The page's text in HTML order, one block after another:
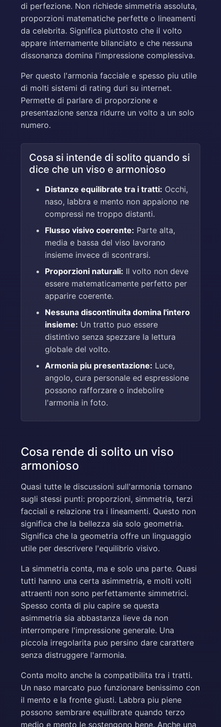
di perfezione. Non richiede simmetria assoluta,
proporzioni matematiche perfette o lineamenti
da celebrita. Significa piuttosto che il volto
appare internamente bilanciato e che nessuna
dissonanza domina l'impressione complessiva.
Per questo l'armonia facciale e spesso piu utile
di molti sistemi di rating duri su internet.
Permette di parlare di proporzione e
presentazione senza ridurre un volto a un solo
numero.
Cosa si intende di solito quando si
dice che un viso e armonioso
Distanze equilibrate tra i tratti: Occhi,
naso, labbra e mento non appaiono ne
compressi ne troppo distanti.
Flusso visivo coerente: Parte alta,
media e bassa del viso lavorano
insieme invece di scontrarsi.
Proporzioni naturali: Il volto non deve
essere matematicamente perfetto per
apparire coerente.
Nessuna discontinuita domina l'intero
insieme: Un tratto puo essere
distintivo senza spezzare la lettura
globale del volto.
Armonia piu presentazione: Luce,
angolo, cura personale ed espressione
possono rafforzare o indebolire
l'armonia in foto.
Cosa rende di solito un viso
armonioso
Quasi tutte le discussioni sull'armonia tornano
sugli stessi punti: proporzioni, simmetria, terzi
facciali e relazione tra i lineamenti. Questo non
significa che la bellezza sia solo geometria.
Significa che la geometria offre un linguaggio
utile per descrivere l'equilibrio visivo.
La simmetria conta, ma e solo una parte. Quasi
tutti hanno una certa asimmetria, e molti volti
attraenti non sono perfettamente simmetrici.
Spesso conta di piu capire se questa
asimmetria sia abbastanza lieve da non
interrompere l'impressione generale. Una
piccola irregolarita puo persino dare carattere
senza distruggere l'armonia.
Conta molto anche la compatibilita tra i tratti.
Un naso marcato puo funzionare benissimo con
il mento e la fronte giusti. Labbra piu piene
possono sembrare equilibrate quando terzo
medio e mento le sostengono bene. Anche una